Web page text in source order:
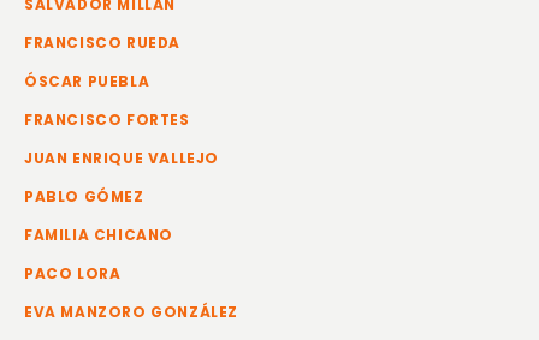
SALVADOR MILLÁN
FRANCISCO RUEDA
ÓSCAR PUEBLA
FRANCISCO FORTES
JUAN ENRIQUE VALLEJO
PABLO GÓMEZ
FAMILIA CHICANO
PACO LORA
EVA MANZORO GONZÁLEZ